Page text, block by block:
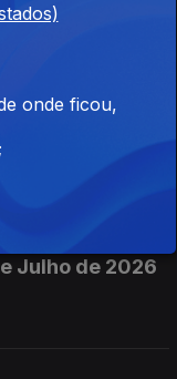
Orleans”
Julho de 2026
onde ficou,